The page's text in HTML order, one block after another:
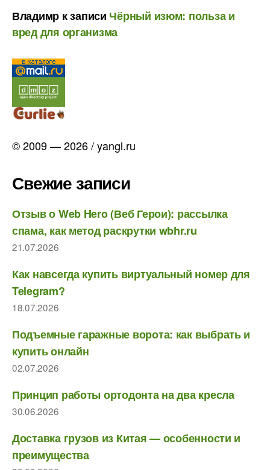
Владимр к записи Чёрный изюм: польза и
вред для организма
© 2009 — 2026 / yangl.ru
Свежие записи
Отзыв о Web Hero (Веб Герои): рассылка
спама, как метод раскрутки wbhr.ru
21.07.2026
Как навсегда купить виртуальный номер для
Telegram?
18.07.2026
Подъемные гаражные ворота: как выбрать и
купить онлайн
02.07.2026
Принцип работы ортодонта на два кресла
30.06.2026
Доставка грузов из Китая — особенности и
преимущества